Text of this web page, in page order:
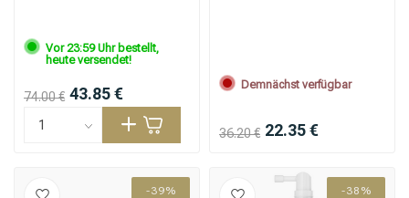
Vor 23:59 Uhr bestellt,
heute versendet!
74.00 € 43.85 € Demnächst verfügbar
36.20 € 22.35 €
-39% -38%